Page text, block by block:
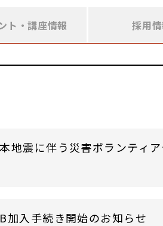
ト・講座情報 採用
地震に伴う災害ボランティ
加入手続き開始のお知らせ